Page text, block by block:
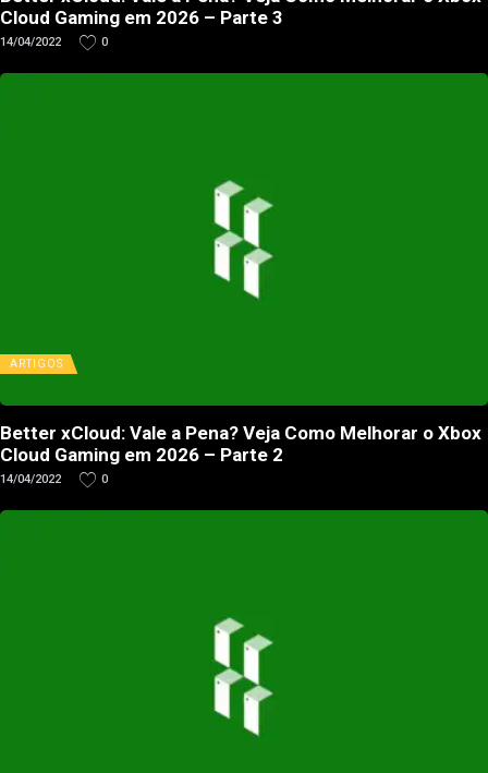
Cloud Gaming em 2026 – Parte 3
14/04/2022 0
ARTIGOS
Better xCloud: Vale a Pena? Veja Como Melhorar o Xbox
Cloud Gaming em 2026 – Parte 2
14/04/2022 0